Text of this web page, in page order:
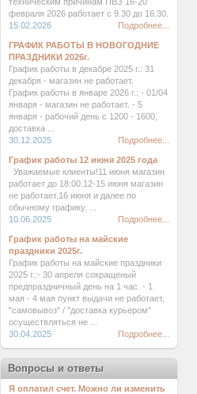
февраля 2026 работает с 9.30 до 16.30.
15.02.2026
Подробнее...
ГРАФИК РАБОТЫ В НОВОГОДНИЕ
ПРАЗДНИКИ 2026г.
График работы в декабре 2025 г.: 31
декабря - магазин не работает.
График работы в январе 2026 г.: - 01/04
января - магазин не работает. - 5
января - рабочий день с 1200 - 1600,
доставка ...
30.12.2025
Подробнее...
График работы 12 июня 2025 года
Уважаемые клиенты!11 июня магазин
работает до 18:00.12-15 июня магазин
не работает.16 июня и далее по
обычному графику. ...
10.06.2025
Подробнее...
График работы на майские
праздники 2025г.
График работы на майские праздники
2025 г.:- 30 апреля сокращеный
предпраздничный день на 1 час. - 1
мая - 4 мая пункт выдачи не работает,
"самовывоз" / "доставка курьером"
осуществляться не ...
30.04.2025
Подробнее...
Вопросы и ответы
Я оплатил счет. Можно ли изменить